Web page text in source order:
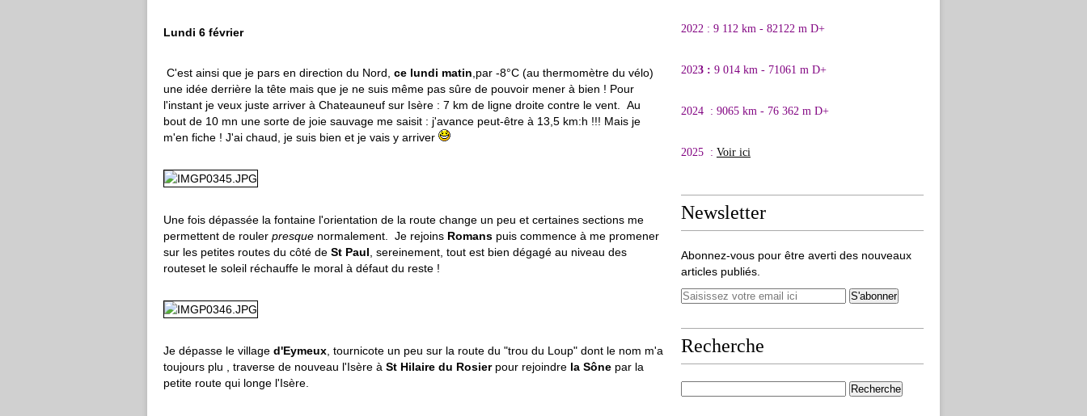
Lundi 6 février
C'est ainsi que je pars en direction du Nord, ce lundi matin ,par -8°C (au thermomètre du vélo)
une idée derrière la tête mais que je ne suis même pas sûre de pouvoir mener à bien ! Pour
l'instant je veux juste arriver à Chateauneuf sur Isère : 7 km de ligne droite contre le vent. Au
bout de 10 mn une sorte de joie sauvage me saisit : j'avance peut-être à 13,5 km:h !!! Mais je
m'en fiche ! J'ai chaud, je suis bien et je vais y arriver
Une fois dépassée la fontaine l'orientation de la route change un peu et certaines sections me
permettent de rouler presque normalement. Je rejoins Romans puis commence à me promener
sur les petites routes du côté de St Paul , sereinement, tout est bien dégagé au niveau des
routeset le soleil réchauffe le moral à défaut du reste !
Je dépasse le village d'Eymeux , tournicote un peu sur la route du "trou du Loup" dont le nom m'a
toujours plu , traverse de nouveau l'Isère à St Hilaire du Rosierpour rejoindre la Sône par la
petite route qui longe l'Isère.
2022 : 9 112 km - 82122 m D+
2023 : 9 014 km - 71061 m D+
2024 : 9065 km - 76 362 m D+
2025 : Voir ici
Newsletter
Abonnez-vous pour être averti des nouveaux
articles publiés.
Recherche